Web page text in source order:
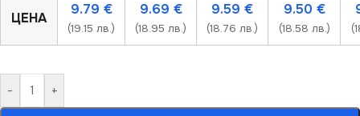
ЦЕНА
9.79 €
(19.15 лв.)
9.69 €
(18.95 лв.)
9.59 €
(18.76 лв.)
9.50 €
(18.58 лв.)
- +